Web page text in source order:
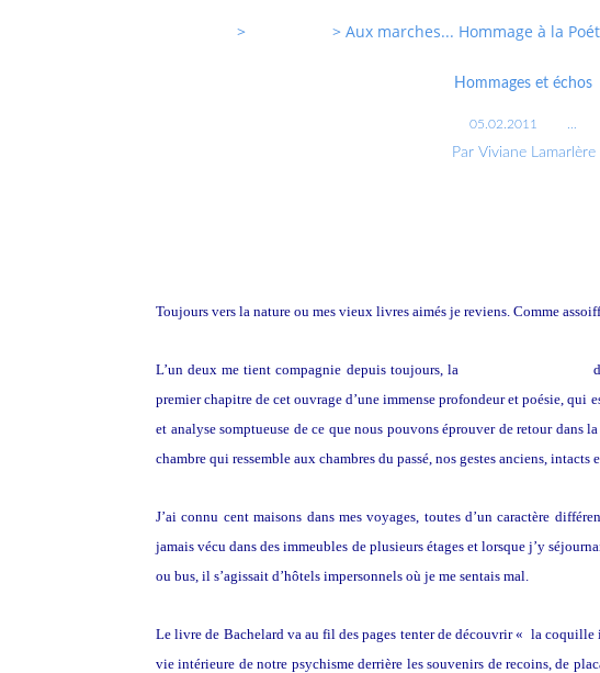
> > Aux marches... Hommage à la
Hommages et échos
05.02.2011
Par Viviane Lamarlère
Toujours vers la nature ou mes vieux livres aimés je reviens. Comme
L’un deux me tient compagnie depuis toujours, la
premier chapitre de cet ouvrage d’une immense profondeur et poésie, qui
et analyse somptueuse de ce que nous pouvons éprouver de retour dans
chambre qui ressemble aux chambres du passé, nos gestes anciens, intacts
J’ai connu cent maisons dans mes voyages, toutes d’un caractère
jamais vécu dans des immeubles de plusieurs étages et lorsque j’y
ou bus, il s’agissait d’hôtels impersonnels où je me sentais mal.
Le livre de Bachelard va au fil des pages tenter de découvrir « la coquille
vie intérieure de notre psychisme derrière les souvenirs de recoins, de